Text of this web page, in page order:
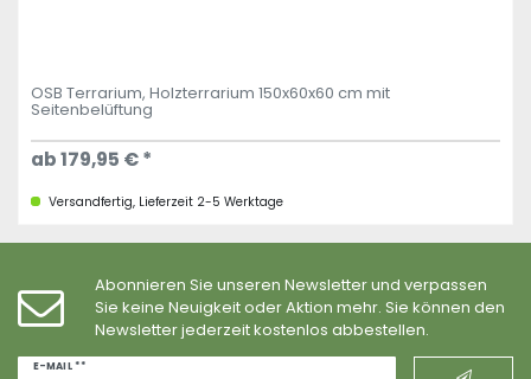
OSB Terrarium, Holzterrarium 150x60x60 cm mit
Seitenbelüftung
ab 179,95 € *
Versandfertig, Lieferzeit 2-5 Werktage
Abonnieren Sie unseren Newsletter und verpassen
Sie keine Neuigkeit oder Aktion mehr. Sie können den
Newsletter jederzeit kostenlos abbestellen.
E-MAIL **
Newsletter